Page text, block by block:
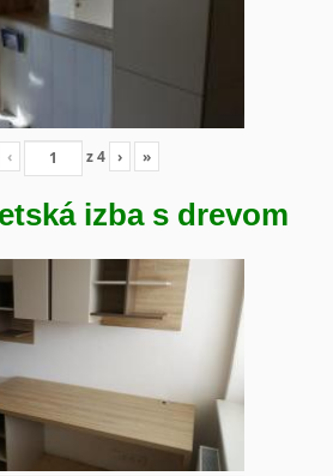
‹ z4 › »
izba s drevom